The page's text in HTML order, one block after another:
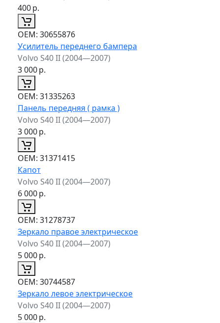
400р.
ОЕМ: 30655876
Усилитель переднего бампера
Volvo S40 II (2004—2007)
3 000р.
ОЕМ: 31335263
Панель передняя ( рамка )
Volvo S40 II (2004—2007)
3 000р.
ОЕМ: 31371415
Капот
Volvo S40 II (2004—2007)
6 000р.
ОЕМ: 31278737
Зеркало правое электрическое
Volvo S40 II (2004—2007)
5 000р.
ОЕМ: 30744587
Зеркало левое электрическое
Volvo S40 II (2004—2007)
5 000р.